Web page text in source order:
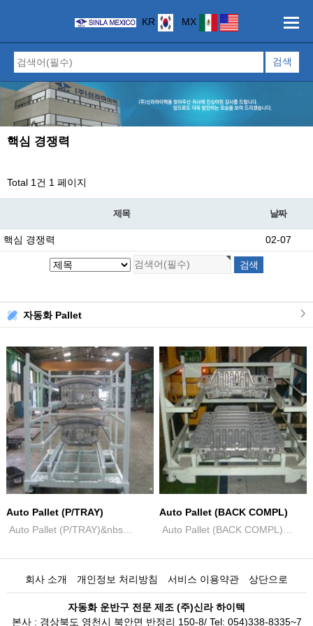
KR MX
핵심 경쟁력
Total 1건 1 페이지
제목 날짜
핵심 경쟁력 02-07
자동화 Pallet
Auto Pallet (P/TRAY)
Auto Pallet (P/TRAY)&nbs…
Auto Pallet (BACK COMPL)
Auto Pallet (BACK COMPL)…
회사 소개 개인정보 처리방침 서비스 이용약관 상단으로
자동화 운반구 전문 제조 (주)신라 하이텍
본사 : 경상북도 영천시 북안면 반정리 150-8/ Tel: 054)338-8335~7